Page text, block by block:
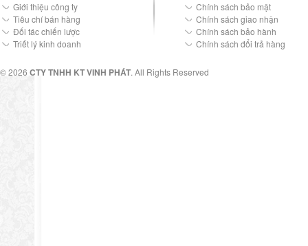
Giới thiệu công ty
Tiêu chí bán hàng
Đối tác chiến lược
Triết lý kinh doanh
Chính sách bảo mật
Chính sách giao nhận
Chính sách bảo hành
Chính sách đổi trả hàng
© 2026 CTY TNHH KT VINH PHÁT. All Rights Reserved